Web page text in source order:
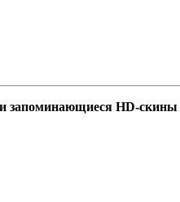
запоминающиеся HD-скины